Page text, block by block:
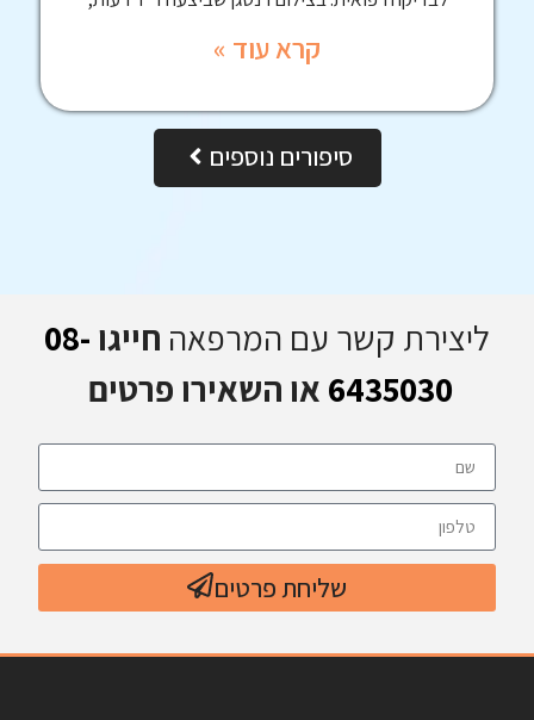
קרא עוד »
סיפורים נוספים
ליצירת קשר עם המרפאה חייגו 08-
6435030 או השאירו פרטים
שליחת פרטים